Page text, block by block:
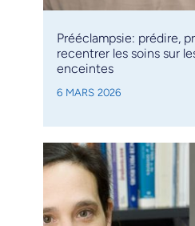
Prééclampsie: prédire,
recentrer les soins sur
enceintes
6 MARS 2026